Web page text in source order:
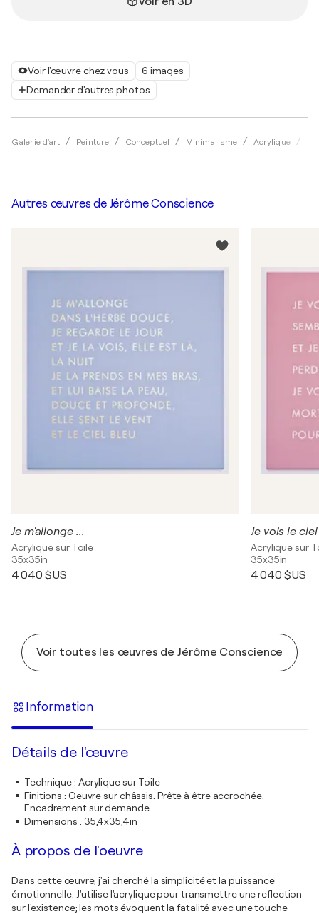
Voir l'œuvre chez vous
6 images
Demander d'autres photos
Galerie d'art Peinture Conceptuel Minimalisme Acrylique
Autres œuvres de Jérôme Conscience
Je m'allonge ...
Acrylique sur Toile
35x35in
4 040 $US
Je vois le
Acrylique sur
35x35in
4 040 $US
Voir toutes les œuvres de Jérôme Conscience
Information
Détails de l'œuvre
Technique: Acrylique sur Toile
Finitions : Oeuvre sur châssis. Prête à être accrochée.
Encadrement sur demande.
Dimensions : 35,4x35,4in
À propos de l'oeuvre
Dans cette œuvre, j'ai cherché la simplicité et la puissance
émotionnelle. J'utilise l'acrylique pour transmettre une reflection
sur l'existence; les mots évoquent la fatalité avec une touche